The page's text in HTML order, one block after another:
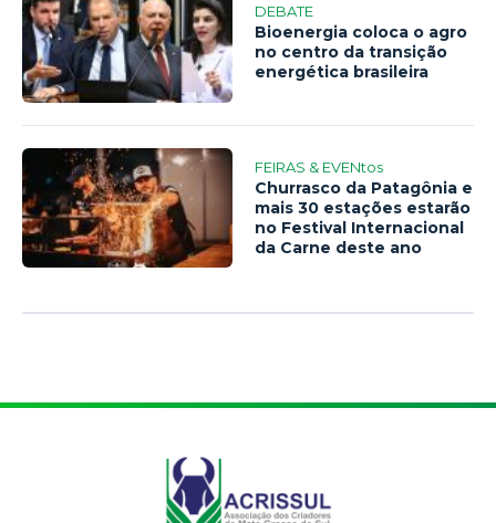
DEBATE
Bioenergia coloca o agro
no centro da transição
energética brasileira
FEIRAS & EVENtos
Churrasco da Patagônia e
mais 30 estações estarão
no Festival Internacional
da Carne deste ano